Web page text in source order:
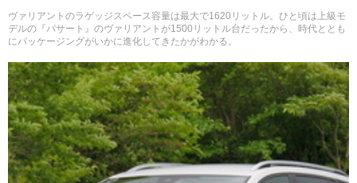
その他
カーグッズニュース
ニュース 試乗記
アクセスランキング
ヴァリアントのラゲッジスペース容量は最大で1620リットル。ひと頃は上級モ
デルの『パサート』のヴァリアントが1500リットル台だったから、時代ととも
にパッケージングがいかに進化してきたかがわかる。